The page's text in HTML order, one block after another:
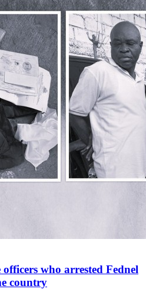
who arrested Fednel
country